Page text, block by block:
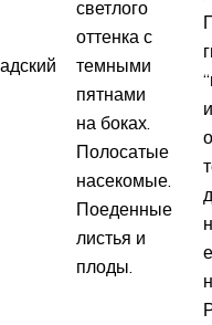
светлого
оттенка с
темными
пятнами
на боках.
Полосатые
насекомые.
Поеденные
листья и
плоды.
и